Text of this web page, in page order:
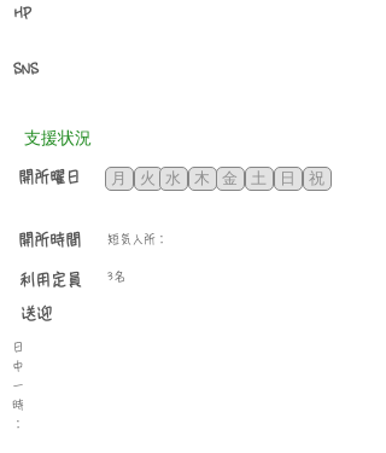
HP
SNS
​支援状況
​開所曜日 月 火 水 木 金 土 日 祝
開所時間 短気入所：
利用定員 3名
送迎
日
中
一
時
：